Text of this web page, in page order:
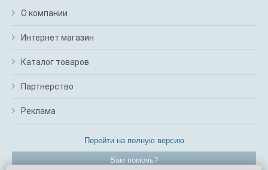
О компании
Интернет магазин
Каталог товаров
Партнерство
Реклама
Перейти на полную версию
Вам помочь?